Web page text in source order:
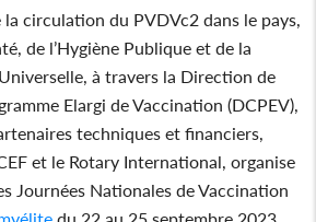
la circulation du PVDVc2 dans le pays,
de l’Hygiène Publique et de la
à travers la Direction de
Elargi de Vaccination (DCPEV),
techniques et financiers,
et le Rotary International, organise
Journées Nationales de Vaccination